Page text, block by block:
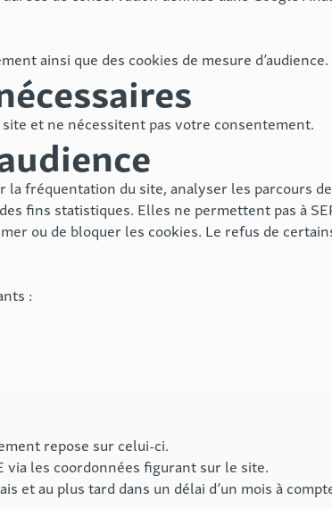
ainsi que des cookies de mesure d’audience.
et ne nécessitent pas votre consentement.
la fréquentation du site, analyser les parcours
fins statistiques. Elles ne permettent pas à
ou de bloquer les cookies. Le refus de
:
repose sur celui-ci.
via les coordonnées figurant sur le site.
et au plus tard dans un délai d’un mois à